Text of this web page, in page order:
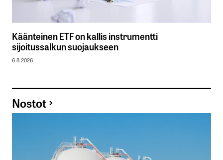
Käänteinen ETF on kallis instrumentti
sijoitussalkun suojaukseen
6.8.2026
Nostot